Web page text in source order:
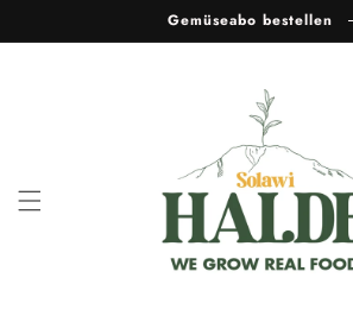
ai contenuti
Gemüseabo bestellen